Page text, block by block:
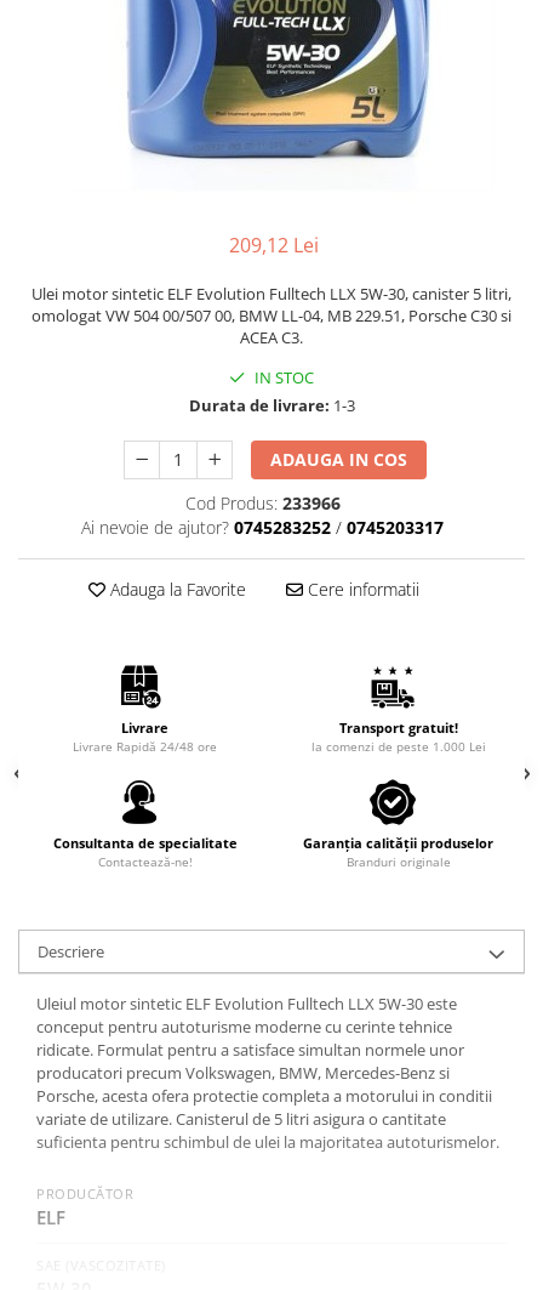
209,12 Lei
Ulei motor sintetic ELF Evolution Fulltech LLX 5W-30, canister 5 litri,
omologat VW 504 00/507 00, BMW LL-04, MB 229.51, Porsche C30 si
ACEA C3.
IN STOC
Durata de livrare: 1-3
ADAUGA IN COS
Cod Produs: 233966
Ai nevoie de ajutor? 0745283252 / 0745203317
Adauga la Favorite Cere informatii
Livrare
Livrare Rapidă 24/48 ore
Transport gratuit!
la comenzi de peste 1.000 Lei
Consultanta de specialitate
Contactează-ne!
Garanția calității produselor
Branduri originale
Descriere
Uleiul motor sintetic ELF Evolution Fulltech LLX 5W-30 este
conceput pentru autoturisme moderne cu cerinte tehnice
ridicate. Formulat pentru a satisface simultan normele unor
producatori precum Volkswagen, BMW, Mercedes-Benz si
Porsche, acesta ofera protectie completa a motorului in conditii
variate de utilizare. Canisterul de 5 litri asigura o cantitate
suficienta pentru schimbul de ulei la majoritatea autoturismelor.
PRODUCĂTOR
ELF
SAE (VASCOZITATE)